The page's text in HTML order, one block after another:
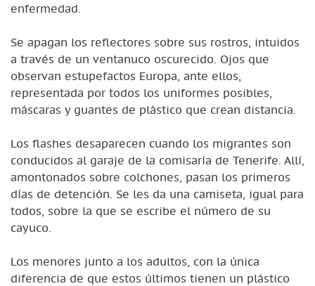
enfermedad.
Se apagan los reflectores sobre sus rostros, intuidos
a través de un ventanuco oscurecido. Ojos que
observan estupefactos Europa, ante ellos,
representada por todos los uniformes posibles,
máscaras y guantes de plástico que crean distancia.
Los flashes desaparecen cuando los migrantes son
conducidos al garaje de la comisaría de Tenerife. Allí,
amontonados sobre colchones, pasan los primeros
días de detención. Se les da una camiseta, igual para
todos, sobre la que se escribe el número de su
cayuco.
Los menores junto a los adultos, con la única
diferencia de que estos últimos tienen un plástico